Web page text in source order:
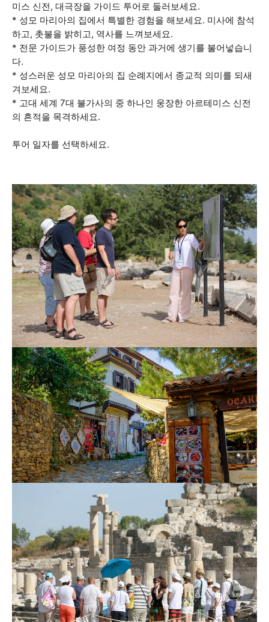
미스 신전, 대극장을 가이드 투어로 둘러보세요.
* 성모 마리아의 집에서 특별한 경험을 해보세요. 미사에 참석
하고, 촛불을 밝히고, 역사를 느껴보세요.
* 전문 가이드가 풍성한 여정 동안 과거에 생기를 불어넣습니
다.
* 성스러운 성모 마리아의 집 순례지에서 종교적 의미를 되새
겨보세요.
* 고대 세계 7대 불가사의 중 하나인 웅장한 아르테미스 신전
의 흔적을 목격하세요.
투어 일자를 선택하세요.